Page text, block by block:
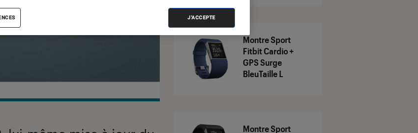
Montre Sport
Fitbit Cardio +
GPS Surge
BleuTaille L
Montre Sport
J'ACCEPTE